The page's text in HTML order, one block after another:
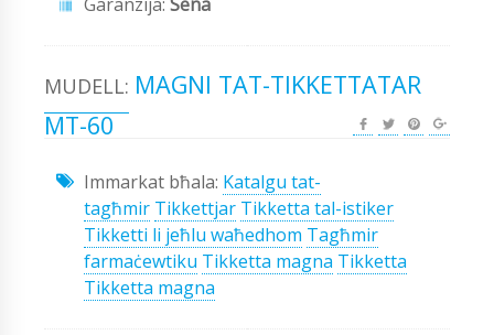
MUDELL: MAGNI TAT-TIKKETTATAR
MT-60
Immarkat bħala: Katalgu tat-
tagħmir Tikkettjar Tikketta tal-istiker
Tikketti li jeħlu waħedhom Tagħmir
farmaċewtiku Tikketta magna Tikketta
Tikketta magna